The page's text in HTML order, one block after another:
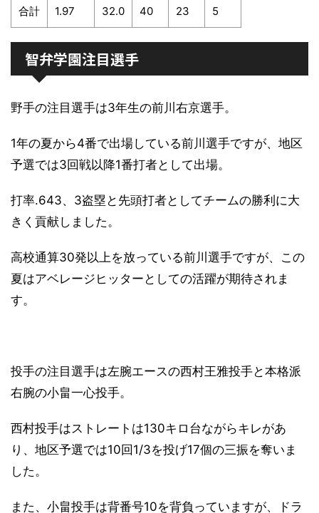
合計 1.97 32.0 40 23 5
智弁学園注目選手
野手の注目選手は3年生の前川右京選手。
1年の夏から4番で出場している前川選手ですが、地区
予選では3回戦以降1番打者として出場。
打率.643、3盗塁と先頭打者としてチームの勝利に大
きく貢献しました。
高校通算30発以上を放っている前川選手ですが、この
夏はアベレージヒッターとしての活躍が期待されま
す。
投手の注目選手は左腕エースの西村王雅投手と本格派
右腕の小畠一心投手。
西村投手はストレートは130キロ台ながらキレがあ
り、地区予選では10回1/3を投げ17個の三振を奪いま
した。
また、小畠投手は背番号10を背負っていますが、ドラ